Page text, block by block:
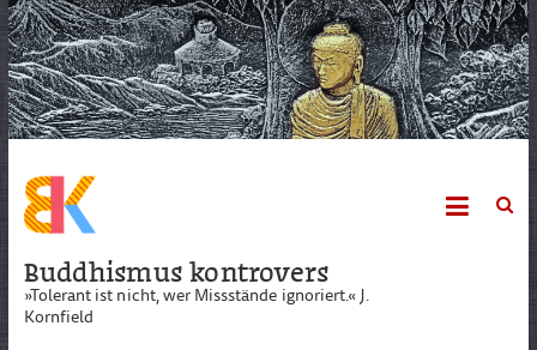
Skip
to
content
Buddhismus kontrovers
»Tolerant ist nicht, wer Missstände ignoriert.« J.
Kornfield